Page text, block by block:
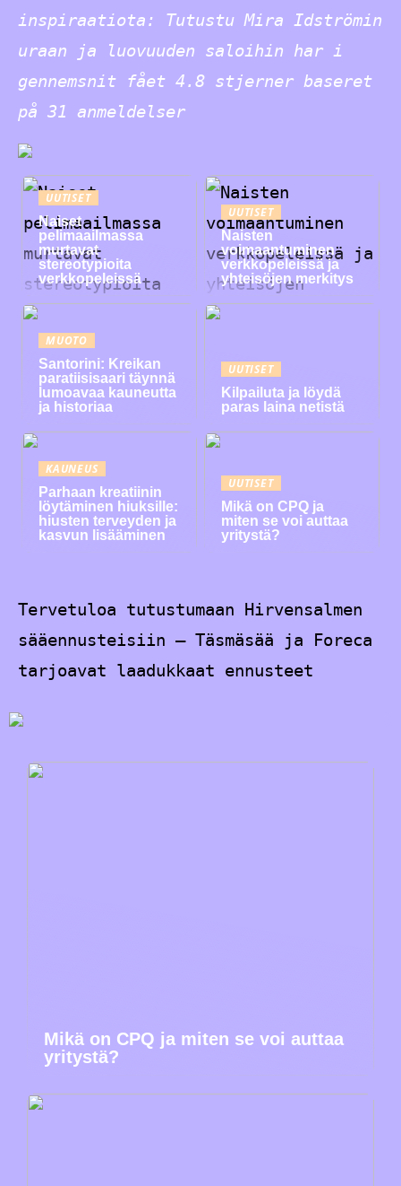
inspiraatiota: Tutustu Mira Idströmin
uraan ja luovuuden saloihin har i
gennemsnit fået 4.8 stjerner baseret
på 31 anmeldelser
UUTISET
Naiset
pelimaailmassa
murtavat
stereotypioita
verkkopeleissä
UUTISET
Naisten
voimaantuminen
verkkopeleissä ja
yhteisöjen merkitys
MUOTO
Santorini: Kreikan
paratiisisaari täynnä
lumoavaa kauneutta
ja historiaa
UUTISET
Kilpailuta ja löydä
paras laina netistä
KAUNEUS
Parhaan kreatiinin
löytäminen hiuksille:
hiusten terveyden ja
kasvun lisääminen
UUTISET
Mikä on CPQ ja
miten se voi auttaa
yritystä?
Tervetuloa tutustumaan Hirvensalmen
sääennusteisiin – Täsmäsää ja Foreca
tarjoavat laadukkaat ennusteet
Mikä on CPQ ja miten se voi auttaa
yritystä?